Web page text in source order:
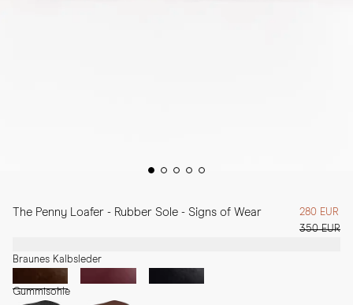
The Penny Loafer - Rubber Sole - Signs of Wear
280 EUR
350 EUR
Braunes Kalbsleder
Gummisohle